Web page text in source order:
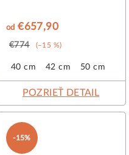
55 cm
od €657,90
€774 (–15 %)
40 cm 42 cm 50 cm
POZRIEŤ DETAIL
-15%